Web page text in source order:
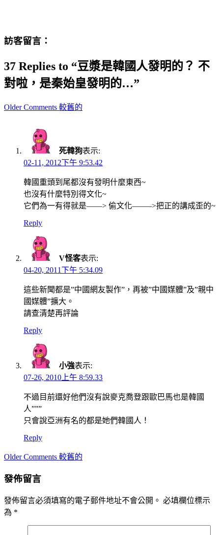
訪客留言：
37 Replies to “豆漿是韓國人發明的？ 不
對啦，是秦始皇發明的…”
Comment
Older Comments 較舊的
死韓狗表示:
02-11, 2012下午 9:53.42
韓國重頭到尾都沒有發明什麼東西~
也沒有什麼特別得文化~
它們為一有得就是——> 偷文化——–>把正的講成歪的~
Reply
V怪客表示:
04-20, 2011下午 5:34.09
這些新聞都是”中國網友製作”，再被”中國媒體”及”親中
國媒體”擴大。
請查清楚再評論
Reply
小強表示:
07-26, 2010上午 8:59.33
不過目前還好他們沒有說麥克喬登跟歐巴馬也是韓國
人”””
只會說亞洲有名的都是她們韓國人！
Reply
Comment
Older Comments 較舊的
發佈留言
發佈留言必須填寫的電子郵件地址不會公開。 必填欄位標示
為 *